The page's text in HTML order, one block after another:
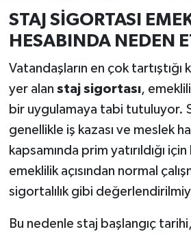
STAJ SİGORTASI
HESABINDA NEDEN
Vatandaşların en çok tartıştığı
yer alan staj sigortası,
bir uygulamaya tabi tutuluyor.
genellikle iş kazası ve meslek
kapsamında prim yatırıldığı
emeklilik açısından normal
sigortalılık gibi
Bu nedenle staj başlangıç